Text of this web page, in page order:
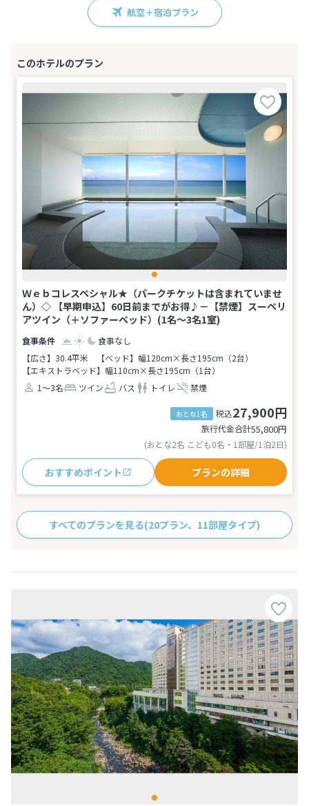
航空＋宿泊プラン
Ｗｅｂコレスペシャル★（パークチケットは含まれていませ
ん）◇ 【早期申込】60日前までがお得♪－【禁煙】スーペリ
アツイン（＋ソファーベッド）(1名～3名1室)
食事なし
【広さ】30.4平米
【ベッド】幅120cm×長さ195cm（2台）
【エキストラベッド】幅110cm×長さ195cm（1台）
1～3名
ツイン バス トイレ 禁煙
おとな1名 税込27,900円
旅行代金合計55,800円
(おとな2名 こども0名・1部屋/1泊2日)
おすすめポイント プランの詳細
すべてのプランを見る(20プラン、11部屋タイプ)